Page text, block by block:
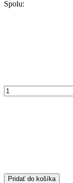
Spolu:
Pridať do košíka